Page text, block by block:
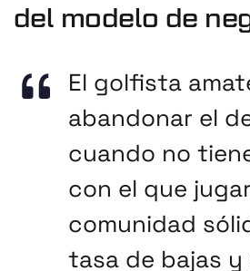
del modelo de
El golfista
abandonar el
cuando no
con el que
comunidad
tasa de bajas